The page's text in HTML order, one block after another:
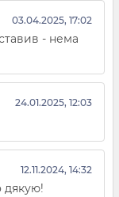
03.04.2025, 17:02
- нема
24.01.2025, 12:03
12.11.2024, 14:32
дякую!